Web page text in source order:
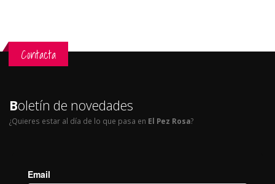
Contacta
Boletín de novedades
¿Quieres estar al día de lo que pasa en El Pez Rosa?